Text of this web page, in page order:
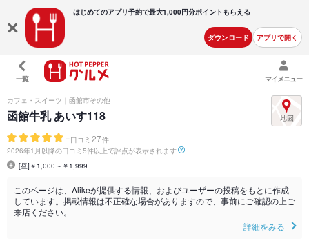
はじめてのアプリ予約で最大1,000円分ポイントもらえる
ダウンロード アプリで開く
一覧 マイメニュー
カフェ・スイーツ｜函館市その他
函館牛乳 あいす118
- 口コミ 27件
2026年1月以降の口コミ5件以上で評点が表示されます
[昼]￥1,000～￥1,999
このページは、Alikeが提供する情報、およびユーザーの投稿をもとに作成
しています。掲載情報は不正確な場合がありますので、事前にご確認の上ご
来店ください。
詳細をみる